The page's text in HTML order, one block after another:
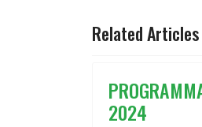
Related Articles
2024